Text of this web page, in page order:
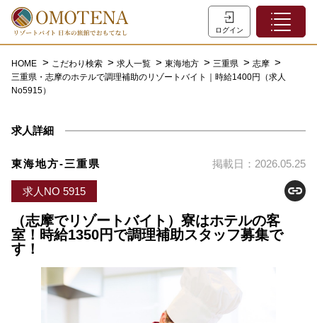
ログイン
ホーム
特集一覧
初めての方へ
お問い合わせ
よくあるご質問
会員登録
【TEL受付】9:30～18:00 土日・祝日定休
HOME こだわり検索 求人一覧 東海地方 三重県
志摩
三重県・志摩のホテルで調理補助のリゾートバイト｜時給1400円（求人
No5915）
求人詳細
東海地方-三重県 掲載日：2026.05.25
求人NO 5915
（志摩でリゾートバイト）寮はホテルの客
室！時給1350円で調理補助スタッフ募集で
す！